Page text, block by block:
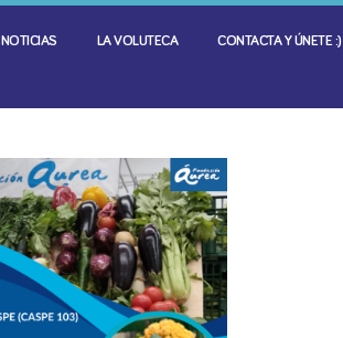
NOTICIAS LA VOLUTECA CONTACTA Y ÚNETE :)